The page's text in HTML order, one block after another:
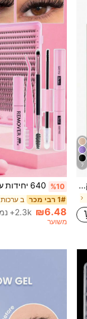
7
ערכה לעיצוב שיער 5/4/3/1 יחידות + קופסת כובע שינה, מברשת תלתלים ללא חום, כלי תלתלים נוח, גומיות תלתלים לשיער, כלי עיצוב שיער לשינה, תלתלי ספוג לנשים, מתנה ליום הולדת %10
1# רבי מכר
₪6.48 2.3k+ נמכר
משוער